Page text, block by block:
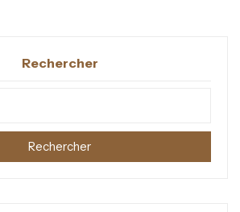
Rechercher
Rechercher